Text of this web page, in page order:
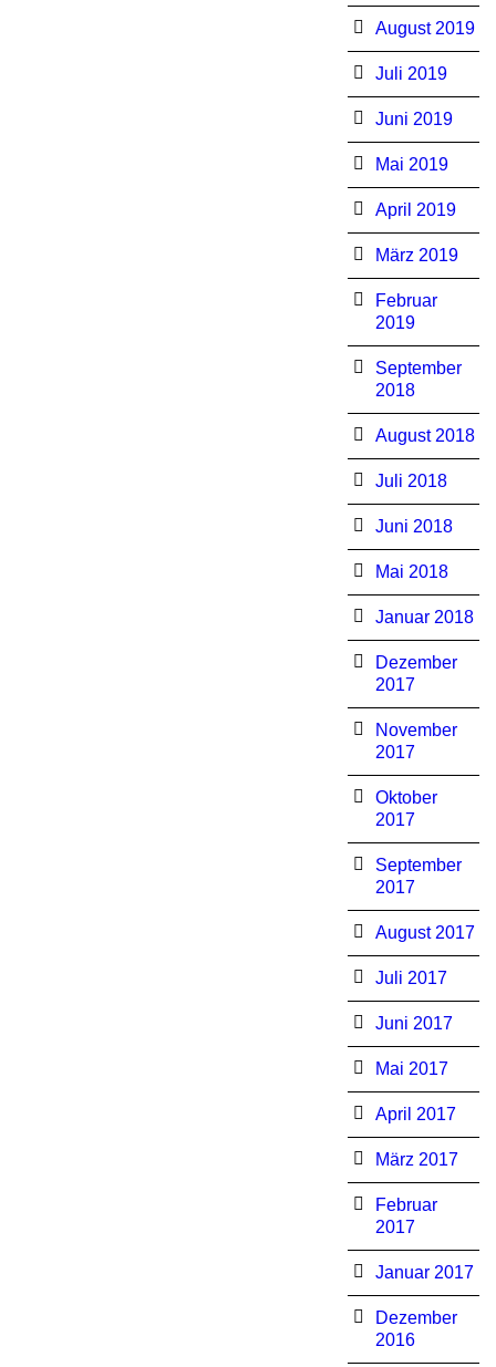
August 2019
Juli 2019
Juni 2019
Mai 2019
April 2019
März 2019
Februar
2019
September
2018
August 2018
Juli 2018
Juni 2018
Mai 2018
Januar 2018
Dezember
2017
November
2017
Oktober
2017
September
2017
August 2017
Juli 2017
Juni 2017
Mai 2017
April 2017
März 2017
Februar
2017
Januar 2017
Dezember
2016